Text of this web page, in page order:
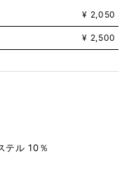
¥ 2,050
¥ 2,500
テル 10％